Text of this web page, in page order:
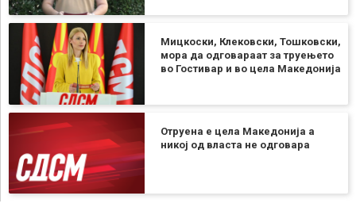
Мицкоски, Клековски, Тошковски,
мора да одговараат за труењето
во Гостивар и во цела Македонија
Отруена е цела Македонија а
никој од власта не одговара